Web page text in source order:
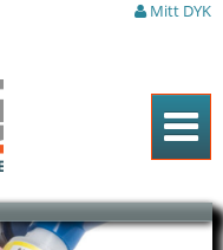
Mitt DYK